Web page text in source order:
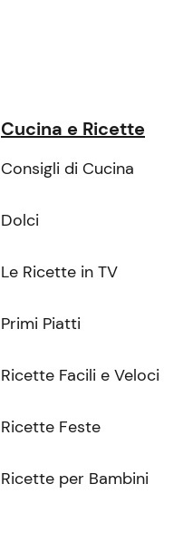
Cucina e Ricette
Consigli di Cucina
Dolci
Le Ricette in TV
Primi Piatti
Ricette Facili e Veloci
Ricette Feste
Ricette per Bambini